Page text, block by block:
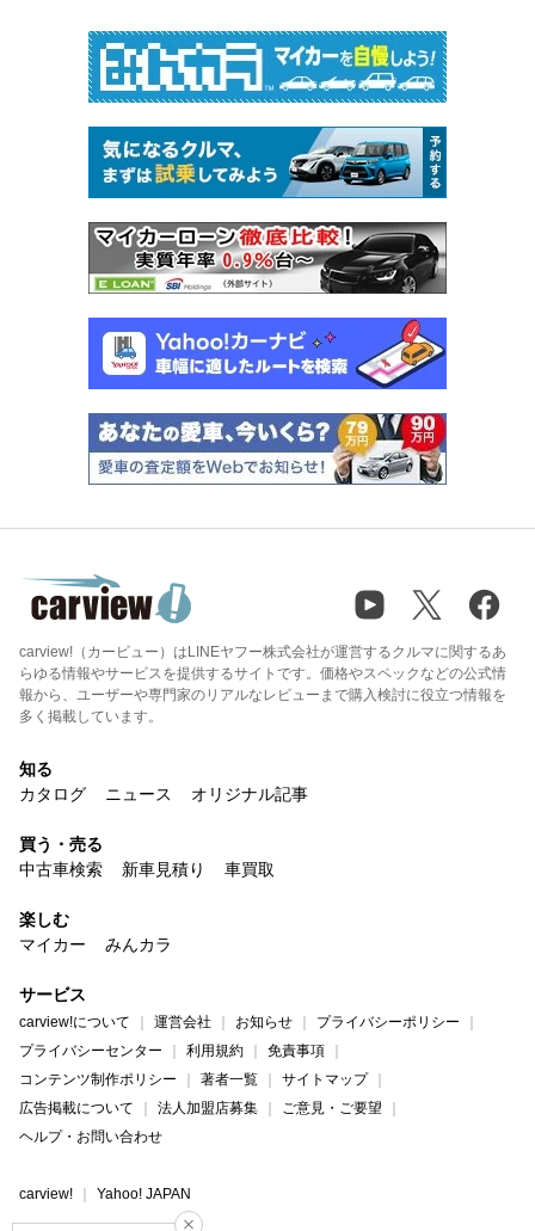
carview!（カービュー）はLINEヤフー株式会社が運営するクルマに関するあ
らゆる情報やサービスを提供するサイトです。価格やスペックなどの公式情
報から、ユーザーや専門家のリアルなレビューまで購入検討に役立つ情報を
多く掲載しています。
知る
カタログ
ニュース オリジナル記事
買う・売る
中古車検索
新車見積り 車買取
楽しむ
マイカー
みんカラ
サービス
carview!について 運営会社 お知らせ
プライバシーポリシー
プライバシーセンター
利用規約
免責事項
コンテンツ制作ポリシー
著者一覧
サイトマップ
広告掲載について
法人加盟店募集
ご意見・ご要望
ヘルプ・お問い合わせ
carview! Yahoo! JAPAN